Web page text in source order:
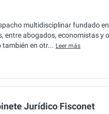
multidisciplinar fundado
entre abogados, economistas y
también en otr... Leer más
Jurídico Fisconet